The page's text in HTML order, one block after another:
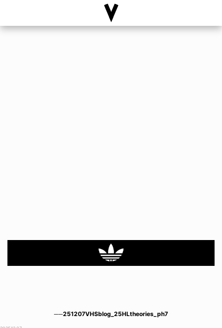
──251207VHSblog_25HLtheories_ph7